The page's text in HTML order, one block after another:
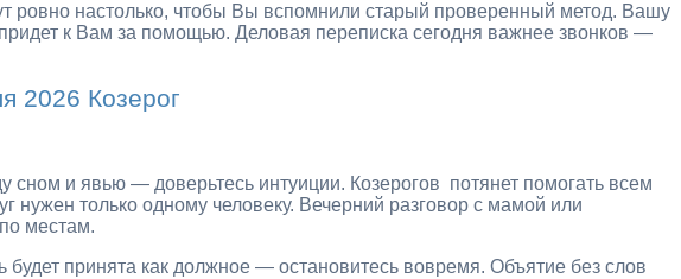
ровно настолько, чтобы Вы вспомнили старый проверенный метод. Вашу
к Вам за помощью. Деловая переписка сегодня важнее звонков —
2026 Козерог
сном и явью — доверьтесь интуиции. Козерогов потянет помогать всем
нужен только одному человеку. Вечерний разговор с мамой или
местам.
принята как должное — остановитесь вовремя. Объятие без слов